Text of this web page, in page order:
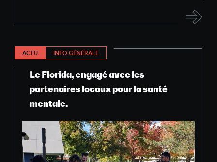
ACTU INFO GÉNÉRALE
Le Florida, engagé avec les
partenaires locaux pour la santé
mentale.